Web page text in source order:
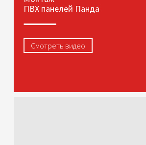
ПВХ панелей Панда
Смотреть видео